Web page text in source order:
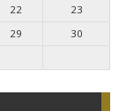
22
23
29
30